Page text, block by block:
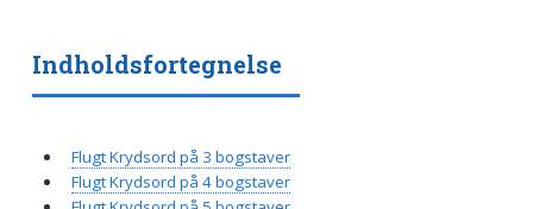
Indholdsfortegnelse
Flugt Krydsord på 3 bogstaver
Flugt Krydsord på 4 bogstaver